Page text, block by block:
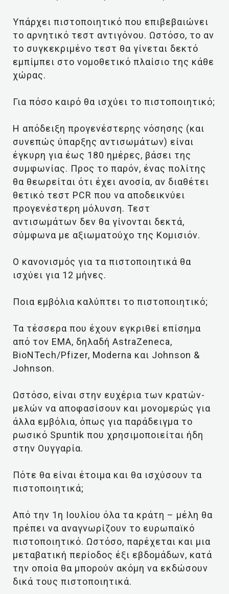
Υπάρχει πιστοποιητικό που επιβεβαιώνει
το αρνητικό τεστ αντιγόνου. Ωστόσο, το αν
το συγκεκριμένο τεστ θα γίνεται δεκτό
εμπίμπει στο νομοθετικό πλαίσιο της κάθε
χώρας.
Για πόσο καιρό θα ισχύει το πιστοποιητικό;
Η απόδειξη προγενέστερης νόσησης (και
συνεπώς ύπαρξης αντισωμάτων) είναι
έγκυρη για έως 180 ημέρες, βάσει της
συμφωνίας. Προς το παρόν, ένας πολίτης
θα θεωρείται ότι έχει ανοσία, αν διαθέτει
θετικό τεστ PCR που να αποδεικνύει
προγενέστερη μόλυνση. Τεστ
αντισωμάτων δεν θα γίνονται δεκτά,
σύμφωνα με αξιωματούχο της Κομισιόν.
O κανονισμός για τα πιστοποιητικά θα
ισχύει για 12 μήνες.
Ποια εμβόλια καλύπτει το πιστοποιητικό;
Τα τέσσερα που έχουν εγκριθεί επίσημα
από τον ΕΜΑ, δηλαδή AstraZeneca,
BioNTech/Pfizer, Moderna και Johnson &
Johnson.
Ωστόσο, είναι στην ευχέρια των κρατών-
μελών να αποφασίσουν και μονομερώς για
άλλα εμβόλια, όπως για παράδειγμα το
ρωσικό Spuntik που χρησιμοποιείται ήδη
στην Ουγγαρία.
Πότε θα είναι έτοιμα και θα ισχύσουν τα
πιστοποιητικά;
Από την 1η Ιουλίου όλα τα κράτη – μέλη θα
πρέπει να αναγνωρίζουν το ευρωπαϊκό
πιστοποιητικό. Ωστόσο, παρέχεται και μια
μεταβατική περίοδος έξι εβδομάδων, κατά
την οποία θα μπορούν ακόμη να εκδώσουν
δικά τους πιστοποιητικά.